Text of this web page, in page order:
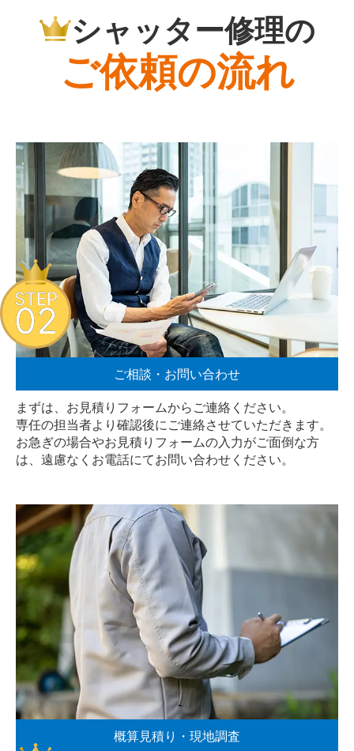
シャッター修理の
ご依頼の流れ
ご相談・お問い合わせ
まずは、お見積りフォームからご連絡ください。
専任の担当者より確認後にご連絡させていただきます。
お急ぎの場合やお見積りフォームの入力がご面倒な方
は、遠慮なく お電話にてお問い合わせください。
STEP
02
概算見積り・現地調査